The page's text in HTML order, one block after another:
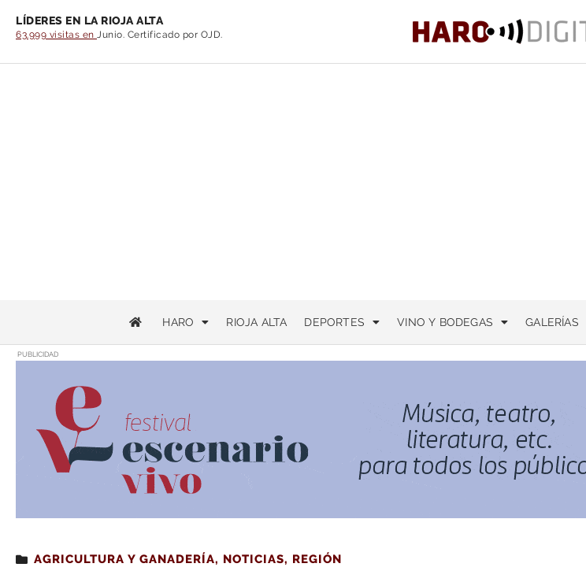
LÍDERES EN LA RIOJA ALTA
63.999 visitas en Junio. Certificado por OJD.
HARO RIOJA ALTA DEPORTES VINO Y BODEGAS GALERÍAS
PUBLICIDAD
Estás leyendo : ARAG-ASAJA valora el ‘Plan Ucrania’: “Las medidas sólo servirán para tapar agujeros”
AGRICULTURA Y GANADERÍA, NOTICIAS, REGIÓN